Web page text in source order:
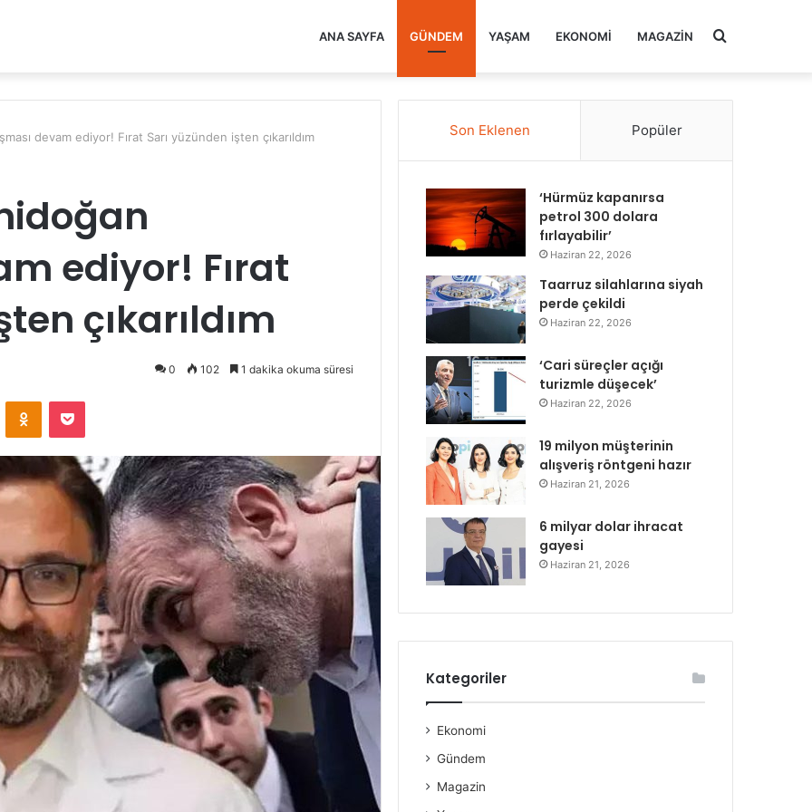
ANA SAYFA GÜNDEM YAŞAM EKONOMI MAGAZIN Arama
devam ediyor! Fırat Sarı yüzünden işten çıkarıldım
ediyor! Fırat
çıkarıldım
0 102 1 dakika okuma süresi
Odnoklassniki
Pocket
Son Eklenen Popüler
‘Hürmüz kapanırsa
petrol 300 dolara
fırlayabilir’
Haziran 22, 2026
Taarruz silahlarına siyah
perde çekildi
Haziran 22, 2026
‘Cari süreçler açığı
turizmle düşecek’
Haziran 22, 2026
19 milyon müşterinin
alışveriş röntgeni hazır
Haziran 21, 2026
6 milyar dolar ihracat
gayesi
Haziran 21, 2026
Kategoriler
Ekonomi
Gündem
Magazin